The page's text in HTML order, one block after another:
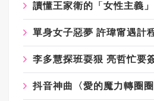
李多慧探班耍狠 亮哲忙要